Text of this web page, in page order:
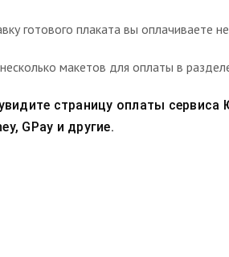
готового плаката вы оплачиваете
макетов для оплаты в
страницу оплаты
GPay и другие.